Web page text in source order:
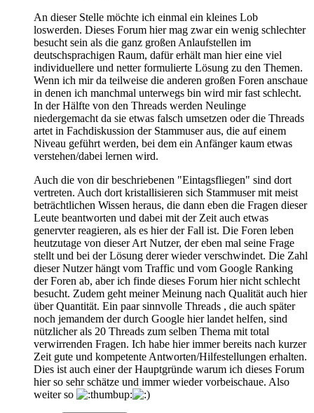
An dieser Stelle möchte ich einmal ein kleines Lob
loswerden. Dieses Forum hier mag zwar ein wenig schlechter
besucht sein als die ganz großen Anlaufstellen im
deutschsprachigen Raum, dafür erhält man hier eine viel
individuellere und netter formulierte Lösung zu den Themen.
Wenn ich mir da teilweise die anderen großen Foren anschaue
in denen ich manchmal unterwegs bin wird mir fast schlecht.
In der Hälfte von den Threads werden Neulinge
niedergemacht da sie etwas falsch umsetzen oder die Threads
artet in Fachdiskussion der Stammuser aus, die auf einem
Niveau geführt werden, bei dem ein Anfänger kaum etwas
verstehen/dabei lernen wird.
Auch die von dir beschriebenen "Eintagsfliegen" sind dort
vertreten. Auch dort kristallisieren sich Stammuser mit meist
beträchtlichen Wissen heraus, die dann eben die Fragen dieser
Leute beantworten und dabei mit der Zeit auch etwas
genervter reagieren, als es hier der Fall ist. Die Foren leben
heutzutage von dieser Art Nutzer, der eben mal seine Frage
stellt und bei der Lösung derer wieder verschwindet. Die Zahl
dieser Nutzer hängt vom Traffic und vom Google Ranking
der Foren ab, aber ich finde dieses Forum hier nicht schlecht
besucht. Zudem geht meiner Meinung nach Qualität auch hier
über Quantität. Ein paar sinnvolle Threads , die auch später
noch jemandem der durch Google hier landet helfen, sind
nützlicher als 20 Threads zum selben Thema mit total
verwirrenden Fragen. Ich habe hier immer bereits nach kurzer
Zeit gute und kompetente Antworten/Hilfestellungen erhalten.
Dies ist auch einer der Hauptgründe warum ich dieses Forum
hier so sehr schätze und immer wieder vorbeischaue. Also
weiter so